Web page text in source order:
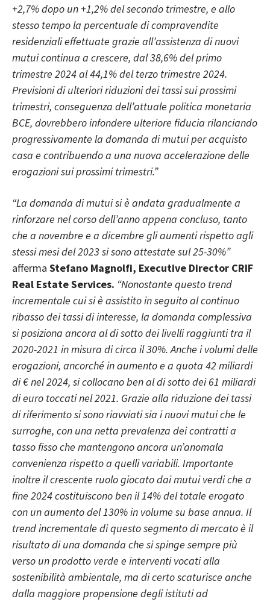
+2,7% dopo un +1,2% del secondo trimestre, e allo
stesso tempo la percentuale di compravendite
residenziali effettuate grazie all’assistenza di nuovi
mutui continua a crescere, dal 38,6% del primo
trimestre 2024 al 44,1% del terzo trimestre 2024.
Previsioni di ulteriori riduzioni dei tassi sui prossimi
trimestri, conseguenza dell’attuale politica monetaria
BCE, dovrebbero infondere ulteriore fiducia rilanciando
progressivamente la domanda di mutui per acquisto
casa e contribuendo a una nuova accelerazione delle
erogazioni sui prossimi trimestri.”
“La domanda di mutui si è andata gradualmente a
rinforzare nel corso dell’anno appena concluso, tanto
che a novembre e a dicembre gli aumenti rispetto agli
stessi mesi del 2023 si sono attestate sul 25-30%”
afferma Stefano Magnolfi, Executive Director CRIF
Real Estate Services. “Nonostante questo trend
incrementale cui si è assistito in seguito al continuo
ribasso dei tassi di interesse, la domanda complessiva
si posiziona ancora al di sotto dei livelli raggiunti tra il
2020-2021 in misura di circa il 30%. Anche i volumi delle
erogazioni, ancorché in aumento e a quota 42 miliardi
di € nel 2024, si collocano ben al di sotto dei 61 miliardi
di euro toccati nel 2021. Grazie alla riduzione dei tassi
di riferimento si sono riavviati sia i nuovi mutui che le
surroghe, con una netta prevalenza dei contratti a
tasso fisso che mantengono ancora un’anomala
convenienza rispetto a quelli variabili. Importante
inoltre il crescente ruolo giocato dai mutui verdi che a
fine 2024 costituiscono ben il 14% del totale erogato
con un aumento del 130% in volume su base annua. Il
trend incrementale di questo segmento di mercato è il
risultato di una domanda che si spinge sempre più
verso un prodotto verde e interventi vocati alla
sostenibilità ambientale, ma di certo scaturisce anche
dalla maggiore propensione degli istituti ad